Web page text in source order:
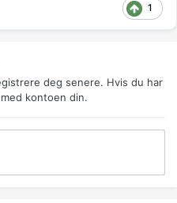
1
deg senere. Hvis du har
kontoen din.